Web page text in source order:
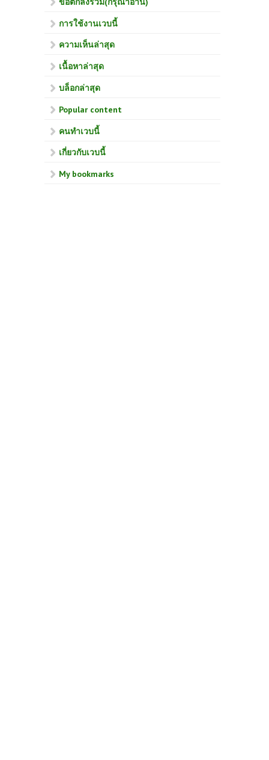
การใช้งานเวบนี้
ความเห็นล่าสุด
เนื้อหาล่าสุด
บล็อกล่าสุด
Popular content
คนทำเวบนี้
เกี่ยวกับเวบนี้
My bookmarks